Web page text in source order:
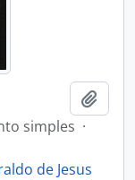
simples ·
de Jesus